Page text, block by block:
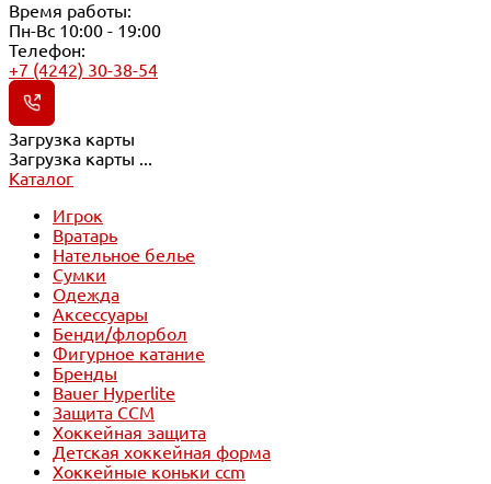
Время работы:
Пн-Вс 10:00 - 19:00
Телефон:
+7 (4242) 30-38-54
Загрузка карты
Загрузка карты ...
Каталог
Игрок
Вратарь
Нательное белье
Сумки
Одежда
Аксессуары
Бенди/флорбол
Фигурное катание
Бренды
Bauer Hyperlite
Защита CCM
Хоккейная защита
Детская хоккейная форма
Хоккейные коньки ccm